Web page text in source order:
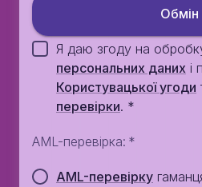
Обмiн
Я даю згоду на
персональних даних i
Користувацької угоди
перевiрки. *
AML-перевірка: *
AML-перевірку